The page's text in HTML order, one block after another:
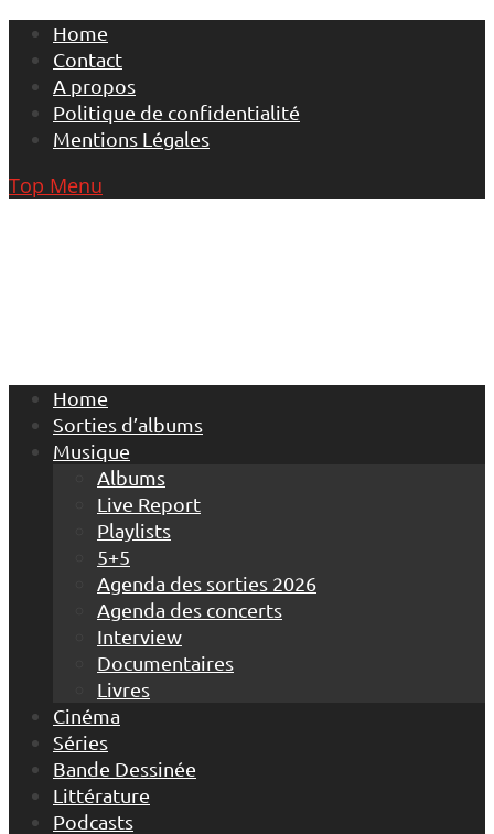
Skip
content
Home
Contact
A propos
Politique de confidentialité
Mentions Légales
Top Menu
Home
Sorties d’albums
Musique
Albums
Live Report
Playlists
5+5
Agenda des sorties 2026
Agenda des concerts
Interview
Documentaires
Livres
Cinéma
Séries
Bande Dessinée
Littérature
Podcasts